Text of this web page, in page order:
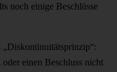
noch einige Beschlüsse
„Diskontinuitätsprinzip“:
oder einen Beschluss nicht